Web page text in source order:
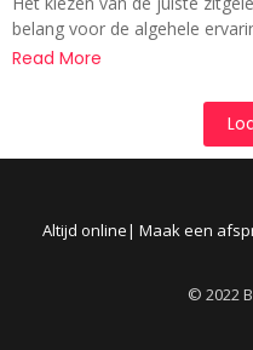
belang voor de algehele
Read More
Altijd online| Maak een
© 2022